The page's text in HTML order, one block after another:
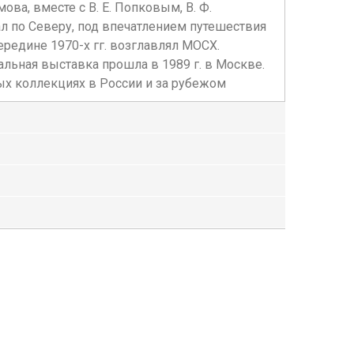
вместе с В. Е. Попковым, В. Ф.
Северу, под впечатлением путешествия
1970-х гг. возглавлял МОСХ.
выставка прошла в 1989 г. в Москве.
коллекциях в России и за рубежом